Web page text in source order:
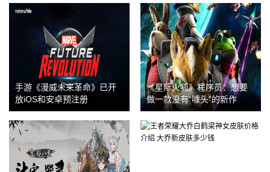
手游《漫威未来革命》已开
放iOS和安卓预注册
《星际火狐》程序员：想要
做一款没有“噱头”的新作